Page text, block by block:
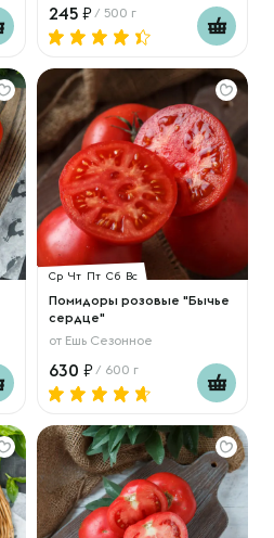
245 / 500 г
Ср Чт Пт Сб Вс
Помидоры розовые "Бычье
сердце"
от Ешь Сезонное
630 / 600 г